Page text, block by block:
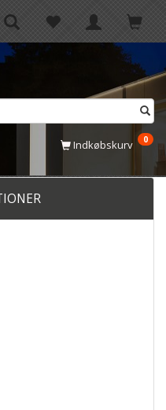
Indkøbskurv 0